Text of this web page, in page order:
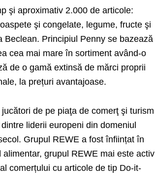
şi aproximativ 2.000 de articole:
şi congelate, legume, fructe şi
Principiul Penny se bazează
cea mai mare în sortiment având-o
de o gamă extinsă de mărci proprii
la prețuri avantajoase.
de pe piaţa de comerţ şi turism
liderii europeni din domeniul
Grupul REWE a fost înființat în
grupul REWE mai este activ
comerțului cu articole de tip Do-it-